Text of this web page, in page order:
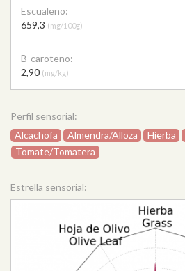
Escualeno:
659,3 (mg/100g)
B-caroteno:
2,90 (mg/kg)
Perfil sensorial:
Alcachofa
Almendra/Alloza Hierba
Tomate/Tomatera
Estrella sensorial: